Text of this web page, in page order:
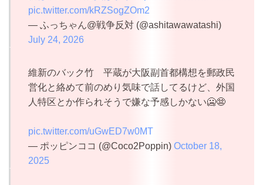
pic.twitter.com/kRZSogZOm2
— ふっちゃん@戦争反対 (@ashitawawatashi)
July 24, 2026
維新のバック竹 平蔵が大阪副首都構想を郵政民
営化と絡めて前のめり気味で話してるけど、外国
人特区とか作られそうで嫌な予感しかない🥶😨
pic.twitter.com/uGwED7w0MT
— ポッピンココ (@Coco2Poppin) October 18,
2025